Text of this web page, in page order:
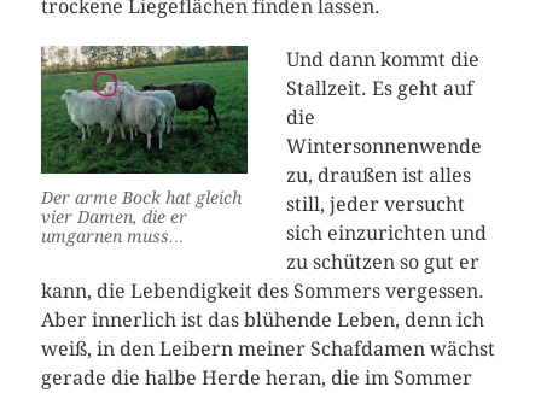
trockene Liegeflächen finden lassen.
Der arme Bock hat gleich
vier Damen, die er
umgarnen muss…
Und dann kommt die
Stallzeit. Es geht auf
die
Wintersonnenwende
zu, draußen ist alles
still, jeder versucht
sich einzurichten und
zu schützen so gut er
kann, die Lebendigkeit des Sommers vergessen.
Aber innerlich ist das blühende Leben, denn ich
weiß, in den Leibern meiner Schafdamen wächst
gerade die halbe Herde heran, die im Sommer